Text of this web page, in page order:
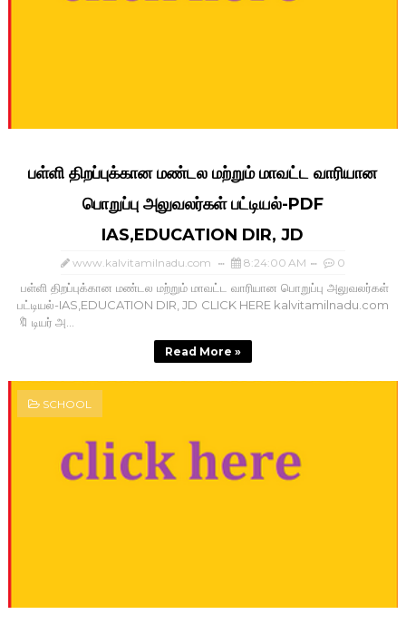
பள்ளி திறப்புக்கான மண்டல மற்றும் மாவட்ட வாரியான
பொறுப்பு அலுவலர்கள் பட்டியல்-PDF
IAS,EDUCATION DIR, JD
www.kalvitamilnadu.com 8:24:00 AM 0
பள்ளி திறப்புக்கான மண்டல மற்றும் மாவட்ட வாரியான பொறுப்பு அலுவலர்கள்
பட்டியல்-IAS,EDUCATION DIR, JD CLICK HERE kalvitamilnadu.com
🔖 டியர் அ...
Read More »
SCHOOL